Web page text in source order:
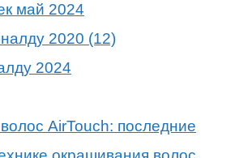
май 2024
2024
AirTouch: последние